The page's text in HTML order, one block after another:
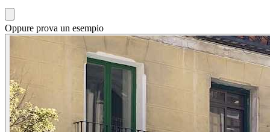
Oppure prova un esempio